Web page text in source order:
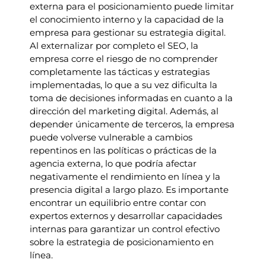
externa para el posicionamiento puede limitar
el conocimiento interno y la capacidad de la
empresa para gestionar su estrategia digital.
Al externalizar por completo el SEO, la
empresa corre el riesgo de no comprender
completamente las tácticas y estrategias
implementadas, lo que a su vez dificulta la
toma de decisiones informadas en cuanto a la
dirección del marketing digital. Además, al
depender únicamente de terceros, la empresa
puede volverse vulnerable a cambios
repentinos en las políticas o prácticas de la
agencia externa, lo que podría afectar
negativamente el rendimiento en línea y la
presencia digital a largo plazo. Es importante
encontrar un equilibrio entre contar con
expertos externos y desarrollar capacidades
internas para garantizar un control efectivo
sobre la estrategia de posicionamiento en
línea.